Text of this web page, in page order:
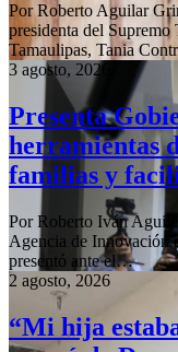
Por Roberto Aguilar
presidenta del Supremo
Tamaulipas, Tania
3 agosto, 2026
Presenta
herramientas
familias y
Por Roberto Iván
Agencia de Innovación
presentó ante el…
2 agosto, 2026
“Mi hija